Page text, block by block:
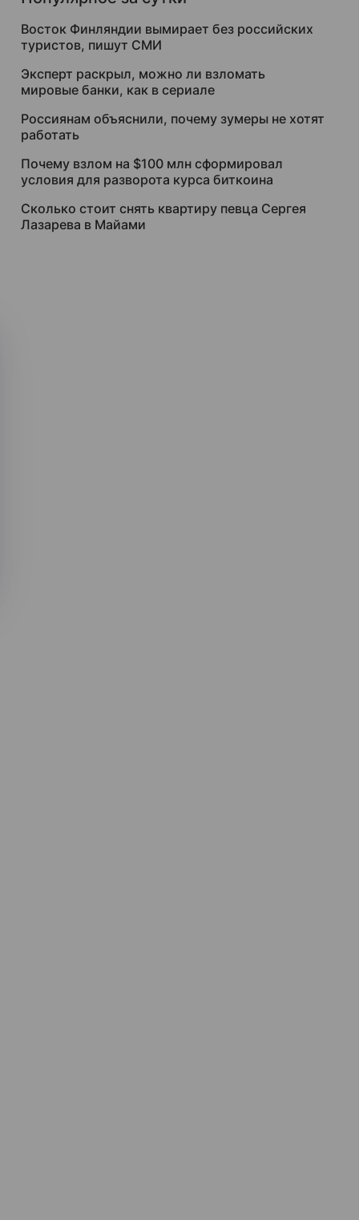
Восток Финляндии вымирает без российских
туристов, пишут СМИ
Эксперт раскрыл, можно ли взломать
мировые банки, как в сериале
Россиянам объяснили, почему зумеры не хотят
работать
Почему взлом на $100 млн сформировал
условия для разворота курса биткоина
Сколько стоит снять квартиру певца Сергея
Лазарева в Майами